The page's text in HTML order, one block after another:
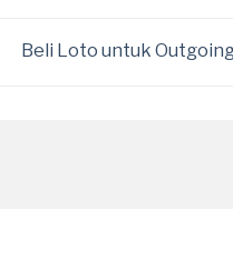
Beli Loto untuk